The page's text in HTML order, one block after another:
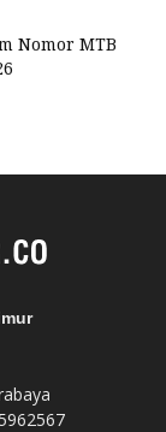
Nomor MTB